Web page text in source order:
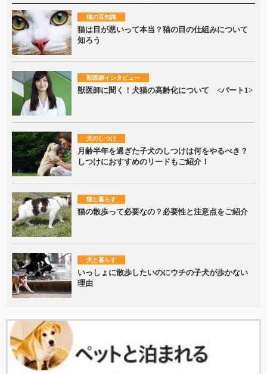
猫の豆知識
猫は目が悪いって本当？猫の目の仕組みについて
知ろう
獣医師インタビュー
獣医師に聞く！犬猫の高齢化について <パート1>
犬のしつけ
月齢半年を過ぎた子犬のしつけは何をやるべき？
しつけにおすすめのリードもご紹介！
猫と暮らす
猫の散歩って必要なの？必要性と注意点をご紹介
犬と暮らす
いっしょに散歩したいのにウチの子犬が歩かない
理由